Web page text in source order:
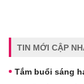
TIN MỚI CẬP
Tắm buổi sáng